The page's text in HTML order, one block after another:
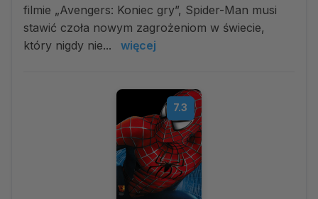
filmie „Avengers: Koniec gry”, Spider-Man musi
stawić czoła nowym zagrożeniom w świecie,
który nigdy nie...
więcej
7.3